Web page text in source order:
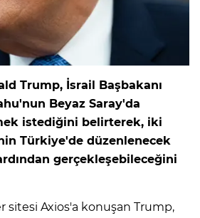
Trump, İsrail Başbakanı
Beyaz Saray'da
istediğini belirterek, iki
Türkiye'de düzenlenecek
gerçekleşebileceğini
sitesi Axios'a konuşan Trump,